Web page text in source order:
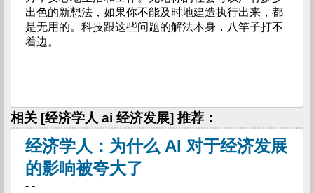
出色的新想法，如果你不能及时地建造执行出来，都
是无用的。科技跟这些问题的解法本身，八竿子打不
着边。
相关 [经济学人 ai 经济发展] 推荐：
经济学人：为什么 AI 对于经济发展
的影响被夸大了
- -